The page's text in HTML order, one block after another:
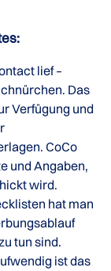
lief –
Das
Verfügung und
CoCo
und Angaben,
wird.
hat man
tun sind.
ist das